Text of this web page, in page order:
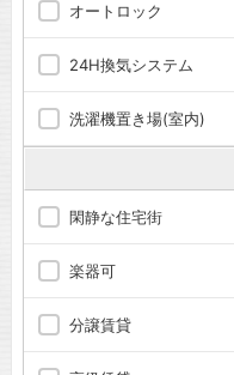
オートロック
24H換気システム
洗濯機置き場(室内)
閑静な住宅街
楽器可
分譲賃貸